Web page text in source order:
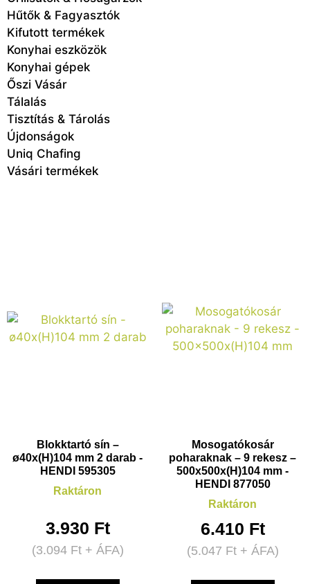
Hűtők & Fagyasztók
Kifutott termékek
Konyhai eszközök
Konyhai gépek
Őszi Vásár
Tálalás
Tisztítás & Tárolás
Újdonságok
Uniq Chafing
Vásári termékek
Blokktartó sín –
ø40x(H)104 mm 2 darab -
HENDI 595305
Raktáron
3.930 Ft
(3.094 Ft+ ÁFA)
Mosogatókosár
poharaknak – 9 rekesz –
500x500x(H)104 mm -
HENDI 877050
Raktáron
6.410 Ft
(5.047 Ft+ ÁFA)